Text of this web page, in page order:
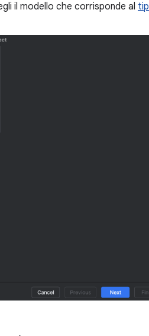
il modello che corrisponde al